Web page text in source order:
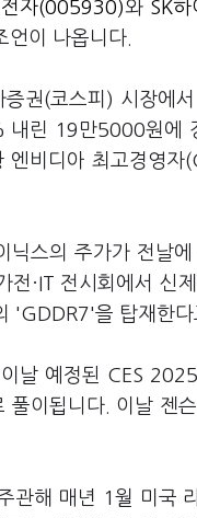
전자(005930)와 SK
언이 나옵니다.
증권(코스피) 시장
내린 19만5000원에
비디아 최고경영
닉스의 주가가 전날
전·IT 전시회에서
'GDDR7'을 탑재한
날 예정된 CES
풀이됩니다. 이날 젠
관해 매년 1월 미국